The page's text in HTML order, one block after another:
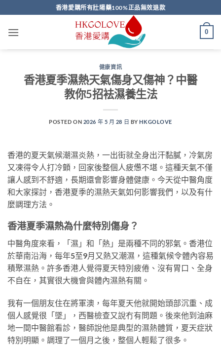
to
content
香港愛購所有壯陽藥100%正品無效退款
0
健康資訊
香港夏季濕熱天氣傷身又傷神？中醫
教你5招袪濕養生法
POSTED ON 2026 年 5 月 28 日 BYHKGOLOVE
香港的夏天氣候潮濕炎熱，一出街就全身出汗黏膩，冷氣房
又凍得令人打冷顫，回家後整個人疲憊不堪。這種天氣不僅
讓人感到不舒適，長期還會影響身體健康。今天從中醫角度
和大家探討，香港夏季的濕熱天氣如何影響我們，以及有什
麼調理方法。
香港夏季濕熱為什麼特別傷身？
中醫角度來看，「濕」和「熱」是兩種不同的邪氣。香港位
於華南沿海，每年5至9月又熱又潮濕，這種氣候令體內容易
積聚濕熱。許多香港人覺得夏天特別疲倦、沒有胃口、全身
不自在，其實很大機會與體內濕熱有關。
我有一個朋友住在將軍澳，每年夏天他就開始頭部沉重、成
個人感覺很「墜」，西醫檢查又說冇有問題。後來他到油麻
地一間中醫館看診，醫師說他是典型的濕熱體質，夏天症狀
特別明顯。調理了一個月之後，整個人輕鬆了很多。